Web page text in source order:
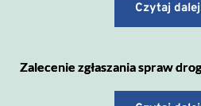
Czytaj dalej
Zalecenie zgłaszania spraw